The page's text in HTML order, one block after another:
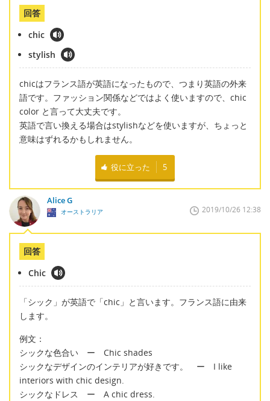
回答
chic
stylish
chicはフランス語が英語になったもので、つまり英語の外来
語です。ファッション関係などではよく使いますので、chic
color と言って大丈夫です。
英語で言い換える場合はstylishなどを使いますが、ちょっと
意味はずれるかもしれません。
役に立った 5
Alice G
オーストラリア 2019/10/26 12:38
回答
Chic
「シック」が英語で「chic」と言います。フランス語に由来
します。
例文：
シックな色合い ー Chic shades
シックなデザインのインテリアが好きです。 ー I like
interiors with chic design.
シックなドレス ー A chic dress.